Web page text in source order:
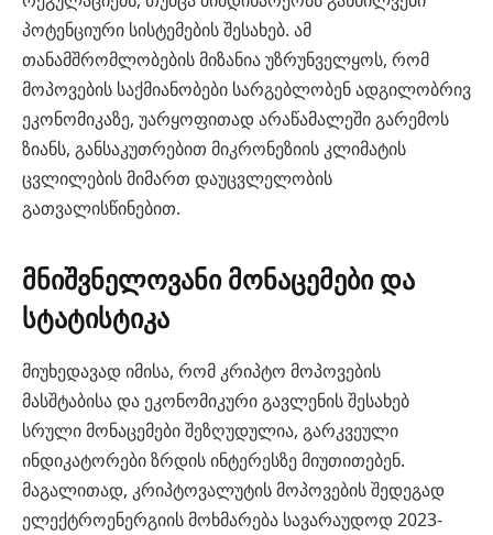
პოტენციური სისტემების შესახებ. ამ
თანამშრომლობების მიზანია უზრუნველყოს, რომ
მოპოვების საქმიანობები სარგებლობენ ადგილობრივ
ეკონომიკაზე, უარყოფითად არაწამალეში გარემოს
ზიანს, განსაკუთრებით მიკრონეზიის კლიმატის
ცვლილების მიმართ დაუცვლელობის
გათვალისწინებით.
მნიშვნელოვანი მონაცემები და
სტატისტიკა
მიუხედავად იმისა, რომ კრიპტო მოპოვების
მასშტაბისა და ეკონომიკური გავლენის შესახებ
სრული მონაცემები შეზღუდულია, გარკვეული
ინდიკატორები ზრდის ინტერესზე მიუთითებენ.
მაგალითად, კრიპტოვალუტის მოპოვების შედეგად
ელექტროენერგიის მოხმარება სავარაუდოდ 2023-